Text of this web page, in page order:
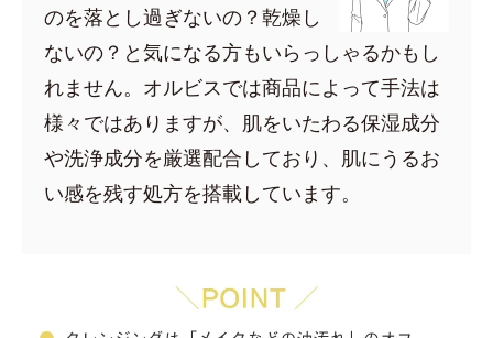
のを落とし過ぎないの？乾燥し
ないの？と気になる方もいらっしゃるかもし
れません。オルビスでは商品によって手法は
様々ではありますが、肌をいたわる保湿成分
や洗浄成分を厳選配合しており、肌にうるお
い感を残す処方を搭載しています。